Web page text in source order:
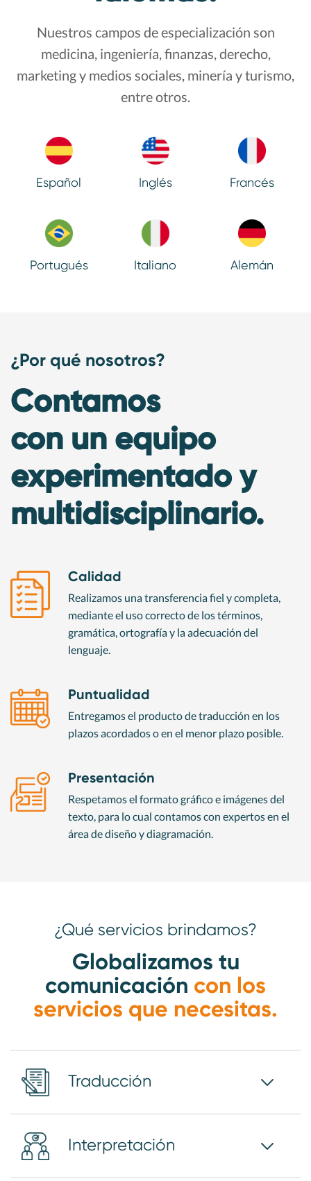
Nuestros campos de especialización son
medicina, ingeniería, finanzas,derecho,
marketing y medios sociales, minería y turismo,
entre otros.
Español Inglés Francés
Portugués Italiano Alemán
¿Por qué nosotros?
Contamos
con un equipo
experimentado y
multidisciplinario.
Calidad
Realizamos una transferenciafiel y completa,
mediante el uso correcto de los términos,
gramática, ortografía y laadecuación del
lenguaje.
Puntualidad
Entregamos el productode traducción en los
plazosacordados o en el menor plazo posible.
Presentación
Respetamos el formatográfico e imágenes del
texto, para lo cual contamos con expertos en el
área de diseñoy diagramación.
¿Qué servicios brindamos?
Globalizamos tu
comunicación con los
servicios que necesitas.
Traducción
Interpretación